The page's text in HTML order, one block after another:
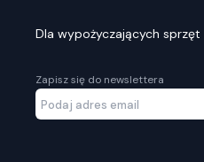
Dla wypożyczających sprzęt
Zapisz się do newslettera